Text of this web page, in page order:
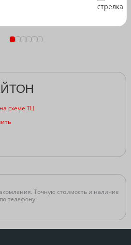
схеме ТЦ
Точную стоимость и наличие
телефону.